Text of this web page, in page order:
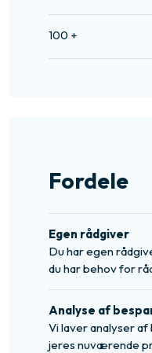
100 +
Fordele
Egen rådgiver
Du har egen
du har behov for
Analyse af
Vi laver analyser
jeres nuværende